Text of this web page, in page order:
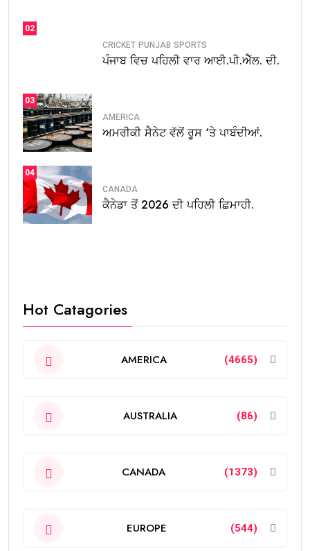
02
CRICKET PUNJAB SPORTS
ਪੰਜਾਬ ਵਿਚ ਪਹਿਲੀ ਵਾਰ ਆਈ.ਪੀ.ਐੱਲ. ਦੀ.
03
AMERICA
ਅਮਰੀਕੀ ਸੈਨੇਟ ਵੱਲੋਂ ਰੂਸ ‘ਤੇ ਪਾਬੰਦੀਆਂ.
04
CANADA
ਕੈਨੇਡਾ ਤੋਂ 2026 ਦੀ ਪਹਿਲੀ ਛਿਮਾਹੀ.
Hot Catagories
AMERICA (4665)
AUSTRALIA (86)
CANADA (1373)
EUROPE (544)